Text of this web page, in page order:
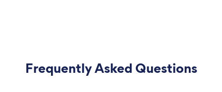
Frequently Asked Questions